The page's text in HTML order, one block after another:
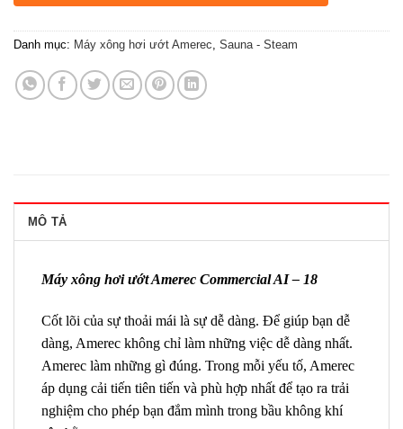
Danh mục: Máy xông hơi ướt Amerec, Sauna - Steam
MÔ TẢ
Máy xông hơi ướt Amerec Commercial AI – 18
Cốt lõi của sự thoải mái là sự dễ dàng. Để giúp bạn dễ
dàng, Amerec không chỉ làm những việc dễ dàng nhất.
Amerec làm những gì đúng. Trong mỗi yếu tố, Amerec
áp dụng cải tiến tiên tiến và phù hợp nhất để tạo ra trải
nghiệm cho phép bạn đắm mình trong bầu không khí